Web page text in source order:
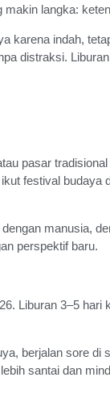
langka:
karena indah,
distraksi.
pasar
festival budaya
manusia,
perspektif baru.
Liburan 3–5 hari
berjalan sore di
santai dan